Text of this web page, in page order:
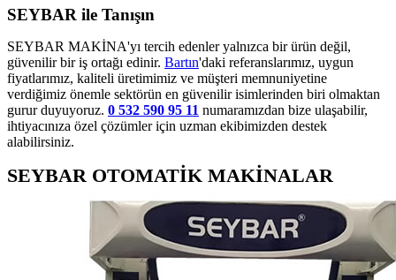
SEYBAR ile Tanışın
SEYBAR MAKİNA'yı tercih edenler yalnızca bir ürün değil,
güvenilir bir iş ortağı edinir. Bartın'daki referanslarımız, uygun
fiyatlarımız, kaliteli üretimimiz ve müşteri memnuniyetine
verdiğimiz önemle sektörün en güvenilir isimlerinden biri olmaktan
gurur duyuyoruz. 0 532 590 95 11 numaramızdan bize ulaşabilir,
ihtiyacınıza özel çözümler için uzman ekibimizden destek
alabilirsiniz.
SEYBAR OTOMATİK MAKİNALAR